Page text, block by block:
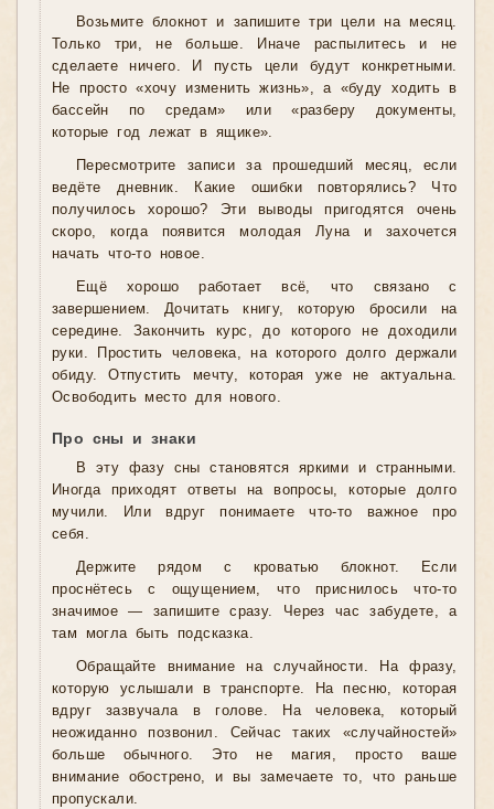
Возьмите блокнот и запишите три цели на месяц.
Только три, не больше. Иначе распылитесь и не
сделаете ничего. И пусть цели будут конкретными.
Не просто «хочу изменить жизнь», а «буду ходить в
бассейн по средам» или «разберу документы,
которые год лежат в ящике».
Пересмотрите записи за прошедший месяц, если
ведёте дневник. Какие ошибки повторялись? Что
получилось хорошо? Эти выводы пригодятся очень
скоро, когда появится молодая Луна и захочется
начать что-то новое.
Ещё хорошо работает всё, что связано с
завершением. Дочитать книгу, которую бросили на
середине. Закончить курс, до которого не доходили
руки. Простить человека, на которого долго держали
обиду. Отпустить мечту, которая уже не актуальна.
Освободить место для нового.
Про сны и знаки
В эту фазу сны становятся яркими и странными.
Иногда приходят ответы на вопросы, которые долго
мучили. Или вдруг понимаете что-то важное про
себя.
Держите рядом с кроватью блокнот. Если
проснётесь с ощущением, что приснилось что-то
значимое — запишите сразу. Через час забудете, а
там могла быть подсказка.
Обращайте внимание на случайности. На фразу,
которую услышали в транспорте. На песню, которая
вдруг зазвучала в голове. На человека, который
неожиданно позвонил. Сейчас таких «случайностей»
больше обычного. Это не магия, просто ваше
внимание обострено, и вы замечаете то, что раньше
пропускали.